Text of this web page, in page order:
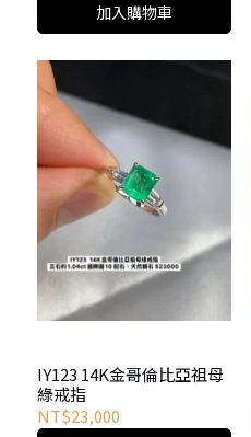
加入購物車
IY123 14K金哥倫比亞祖母
綠戒指
NT$23,000